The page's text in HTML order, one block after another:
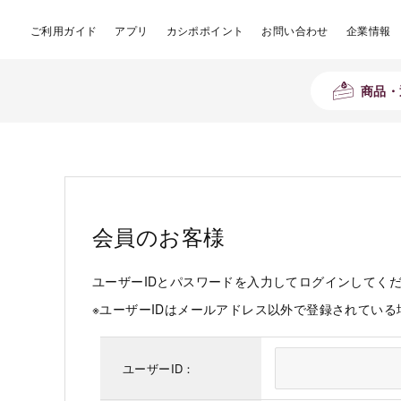
ご利用ガイド アプリ カシポポイント お問い合わせ 企業情報
商品
会員のお客様
ユーザーIDとパスワードを入力してログインしてく
※ユーザーIDはメールアドレス以外で登録されてい
ユーザーID：